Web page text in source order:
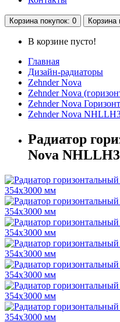
Корзинапокупок: 0 Корзина
В корзине пусто!
Главная
Дизайн-радиаторы
Zehnder Nova
Zehnder Nova
Zehnder Nova
Zehnder Nova
Радиатор
Nova